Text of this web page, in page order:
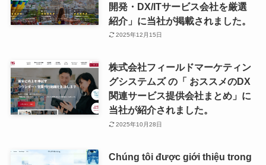
開発・DX/ITサービス会社を厳選
紹介」に当社が掲載されました。
2025年12月15日
株式会社フィールドマーケティン
グシステムズ の「 おススメのDX
関連サービス提供会社まとめ」に
当社が紹介されました。
2025年10月28日
Chúng tôi được giới thiệu trong